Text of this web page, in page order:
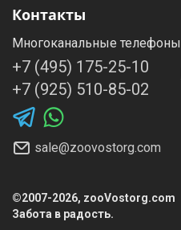
Контакты
Многоканальные телефоны
+7 (495) 175-25-10
+7 (925) 510-85-02
sale@zoovostorg.com
©2007-2026, zooVostorg.com
Забота в радость.